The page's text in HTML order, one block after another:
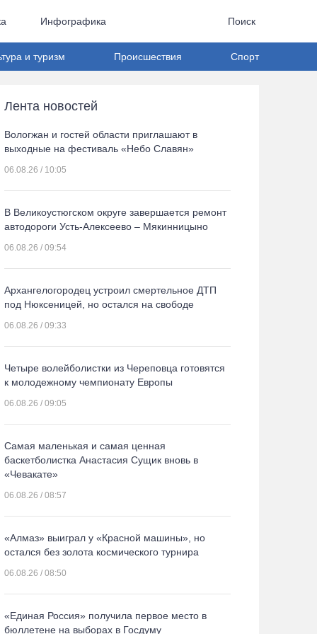
Инфографика Поиск
и туризм Происшествия Спорт
Лента новостей
Вологжан и гостей области приглашают в
выходные на фестиваль «Небо Славян»
06.08.26 / 10:05
В Великоустюгском округе завершается ремонт
автодороги Усть-Алексеево – Мякинницыно
06.08.26 / 09:54
Архангелогородец устроил смертельное ДТП
под Нюксеницей, но остался на свободе
06.08.26 / 09:33
Четыре волейболистки из Череповца готовятся
к молодежному чемпионату Европы
06.08.26 / 09:05
Самая маленькая и самая ценная
баскетболистка Анастасия Сущик вновь в
«Чевакате»
06.08.26 / 08:57
«Алмаз» выиграл у «Красной машины», но
остался без золота космического турнира
06.08.26 / 08:50
«Единая Россия» получила первое место в
бюллетене на выборах в Госдуму